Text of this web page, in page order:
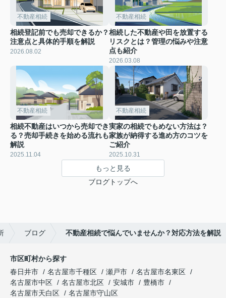
不動産相続
相続登記前でも売却できるか？
注意点と具体的手順を解説
2026.08.02
不動産相続
相続した不動産や田を放置する
リスクとは？管理の悩みや注意
点も紹介
2026.03.08
不動産相続
相続不動産はいつから売却でき
る？売却手続きを始める流れも
解説
2025.11.04
不動産相続
実家の相続でもめない方法は？
家族が納得する進め方のコツを
ご紹介
2025.10.31
もっと見る
ブログトップへ
ブログ 不動産相続で悩んでいませんか？対応方法を解説
市区町村から探す
春日井市
名古屋市千種区 瀬戸市
名古屋市名東区
名古屋市中区
名古屋市北区 安城市
豊橋市
名古屋市天白区
名古屋市守山区